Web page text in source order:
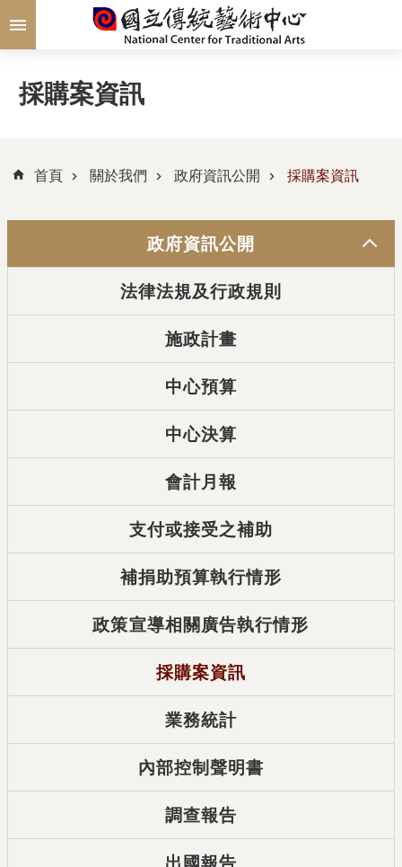
跳到主要內容區塊
採購案資訊
首頁 關於我們 政府資訊公開 採購案資訊
政府資訊公開
法律法規及行政規則
施政計畫
中心預算
中心決算
會計月報
支付或接受之補助
補捐助預算執行情形
政策宣導相關廣告執行情形
採購案資訊
業務統計
內部控制聲明書
調查報告
出國報告